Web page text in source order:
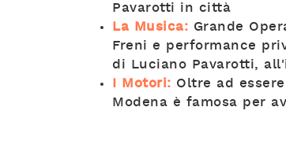
Pavarotti in città
La Musica: Grande
Freni e performance
di Luciano Pavarotti,
I Motori: Oltre ad
Modena è famosa per